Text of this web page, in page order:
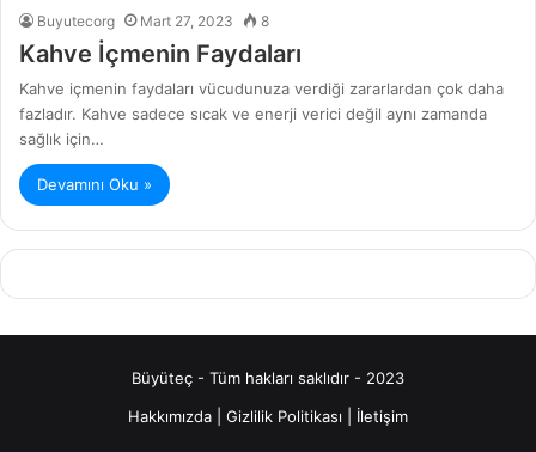
Buyutecorg Mart 27, 2023 8
Kahve İçmenin Faydaları
Kahve içmenin faydaları vücudunuza verdiği zararlardan çok daha
fazladır. Kahve sadece sıcak ve enerji verici değil aynı zamanda
sağlık için…
Devamını Oku »
Büyüteç - Tüm hakları saklıdır - 2023
Hakkımızda
Gizlilik Politikası İletişim